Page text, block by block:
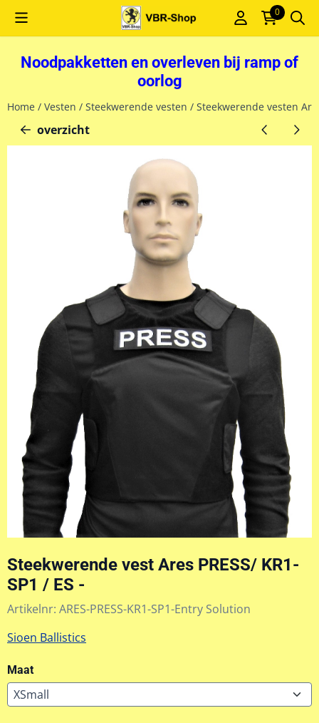
Cookievoorkeuren zijn momenteel gesloten. 0
Noodpakketten en overleven bij ramp of
oorlog
Home / Vesten / Steekwerende vesten / Steekwerende vesten
overzicht
Steekwerende vest Ares PRESS/ KR1-
SP1 / ES -
Artikelnr: ARES-PRESS-KR1-SP1-Entry Solution
Sioen Ballistics
Maat